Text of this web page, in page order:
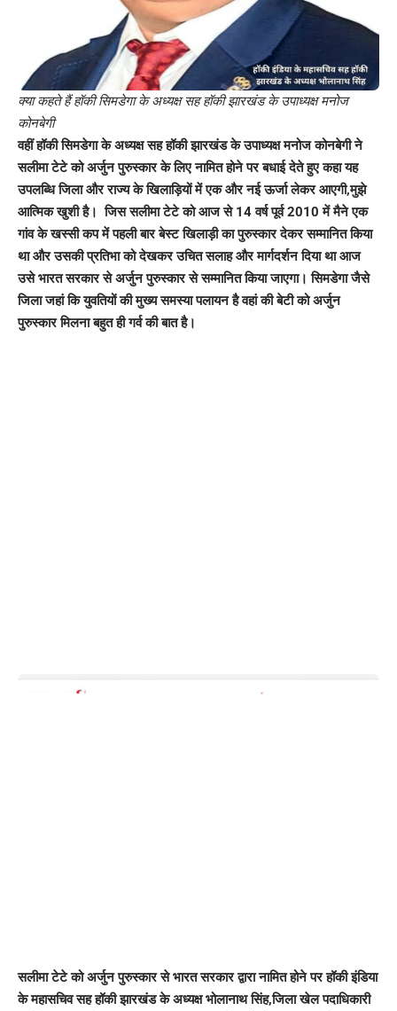
क्या कहते हैं हॉकी सिमडेगा के अध्यक्ष सह हॉकी झारखंड के उपाध्यक्ष मनोज
कोनबेगी
वहीं हॉकी सिमडेगा के अध्यक्ष सह हॉकी झारखंड के उपाध्यक्ष मनोज कोनबेगी ने
सलीमा टेटे को अर्जुन पुरुस्कार के लिए नामित होने पर बधाई देते हुए कहा यह
उपलब्धि जिला और राज्य के खिलाड़ियों में एक और नई ऊर्जा लेकर आएगी,मुझे
आत्मिक खुशी है। जिस सलीमा टेटे को आज से 14 वर्ष पूर्व 2010 में मैने एक
गांव के खस्सी कप में पहली बार बेस्ट खिलाड़ी का पुरुस्कार देकर सम्मानित किया
था और उसकी प्रतिभा को देखकर उचित सलाह और मार्गदर्शन दिया था आज
उसे भारत सरकार से अर्जुन पुरुस्कार से सम्मानित किया जाएगा। सिमडेगा जैसे
जिला जहां कि युवतियों की मुख्य समस्या पलायन है वहां की बेटी को अर्जुन
पुरुस्कार मिलना बहुत ही गर्व की बात है।
सलीमा टेटे को अर्जुन पुरुस्कार से भारत सरकार द्वारा नामित होने पर हॉकी इंडिया
के महासचिव सह हॉकी झारखंड के अध्यक्ष भोलानाथ सिंह,जिला खेल पदाधिकारी